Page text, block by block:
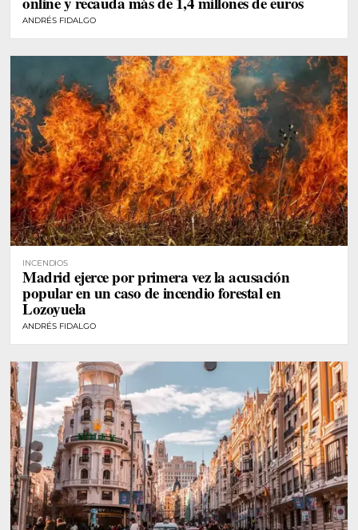
ANDRÉS FIDALGO
INCENDIOS
Madrid ejerce por primera vez la acusación
popular en un caso de incendio forestal en
Lozoyuela
ANDRÉS FIDALGO